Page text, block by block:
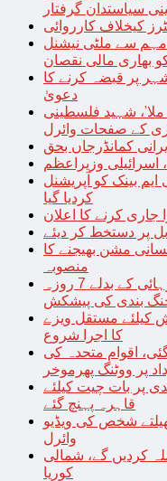
سیاستدان گرفتار
مہم سے ملٹی نیشنل
بھاری مالی نقصان
پر قبضہ کرنے کا
دعویٰ
شہید فلسطینی
کے صفحات وائرل
کمانڈرجاں بحق
وزیراعظم
بینک کو آپریشنل
کردیا گیا
جاری کرنے کا اعلان
پر دستخط کر دیئے
پھر انسانی مشن بھیجنے کا
منصوبہ
اسرائیل کی حماس کو 35 قیدیوں کی رہائی کے بدلے 7 روزہ
بندی کی پیشکش
کیلئے مستقل ویزے
کا اجرا شروع
20 ہزار ہوگئی، اقوام متحدہ کی
پر ووٹنگ پھرموخر
پر بات چیت کیلئے
قاہرہ پہنچ گئے
شخص کی ویڈیو
وائرل
کردیں گے، شمالی
کوریا